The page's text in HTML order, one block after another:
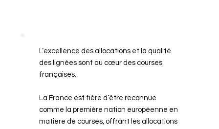
L’excellence des allocations et la qualité
des lignées sont au cœur des courses
françaises.
La France est fière d’être reconnue
comme la première nation européenne en
matière de courses, offrant les allocations